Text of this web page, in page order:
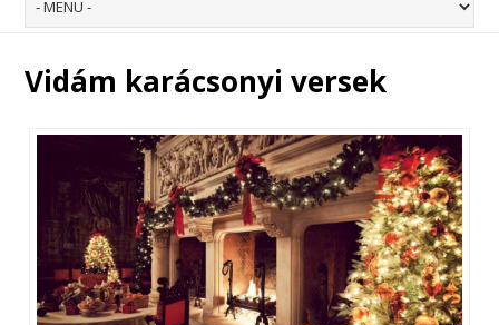
Vidám karácsonyi versek